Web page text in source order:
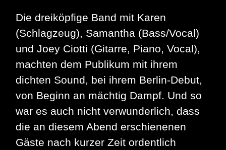
Die dreiköpfige Band mit Karen
(Schlagzeug), Samantha (Bass/Vocal)
und Joey Ciotti (Gitarre, Piano, Vocal),
machten dem Publikum mit ihrem
dichten Sound, bei ihrem Berlin-Debut,
von Beginn an mächtig Dampf. Und so
war es auch nicht verwunderlich, dass
die an diesem Abend erschienenen
Gäste nach kurzer Zeit ordentlich